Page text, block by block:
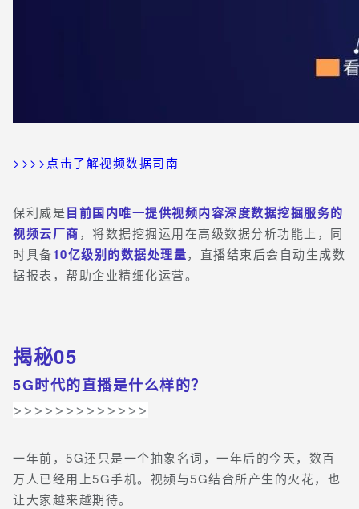
>>>>点击了解视频数据司南
保利威是目前国内唯一提供视频内容深度数据挖掘服务的
视频云厂商，将数据挖掘运用在高级数据分析功能上，同
时具备10亿级别的数据处理量，直播结束后会自动生成数
据报表，帮助企业精细化运营。
揭秘05
5G时代的直播是什么样的？
>>>>>>>>>>>>>
一年前，5G还只是一个抽象名词，一年后的今天，数百
万人已经用上5G手机。视频与5G结合所产生的火花，也
让大家越来越期待。